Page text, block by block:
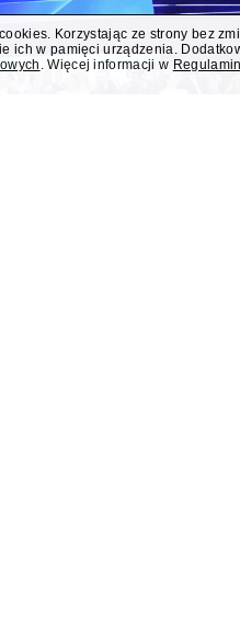
Korzystając ze strony bez
ich w pamięci urządzenia.
. Więcej informacji w